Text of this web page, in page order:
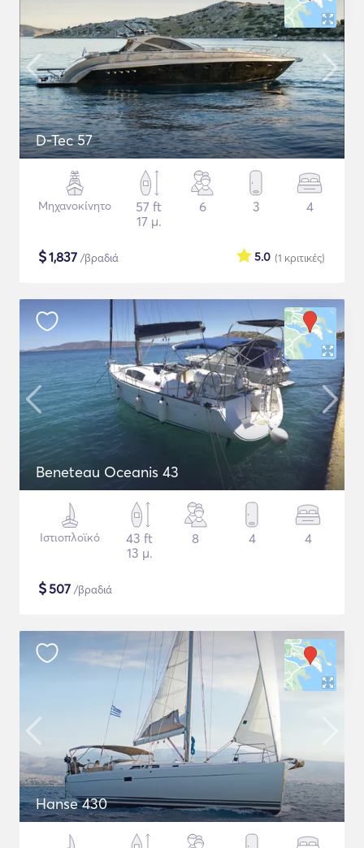
D-Tec 57
Μηχανοκίνητο
57 ft
17 μ.
6 3 4
$1,837 /βραδιά (1 κριτικές)
5.0
Beneteau Oceanis 43
Ιστιοπλοϊκό
43 ft
13 μ.
8 4 4
$507 /βραδιά
Hanse 430